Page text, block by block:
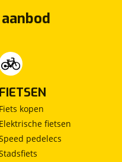
FIETSEN
Fiets kopen
Elektrische fietsen
pedelecs